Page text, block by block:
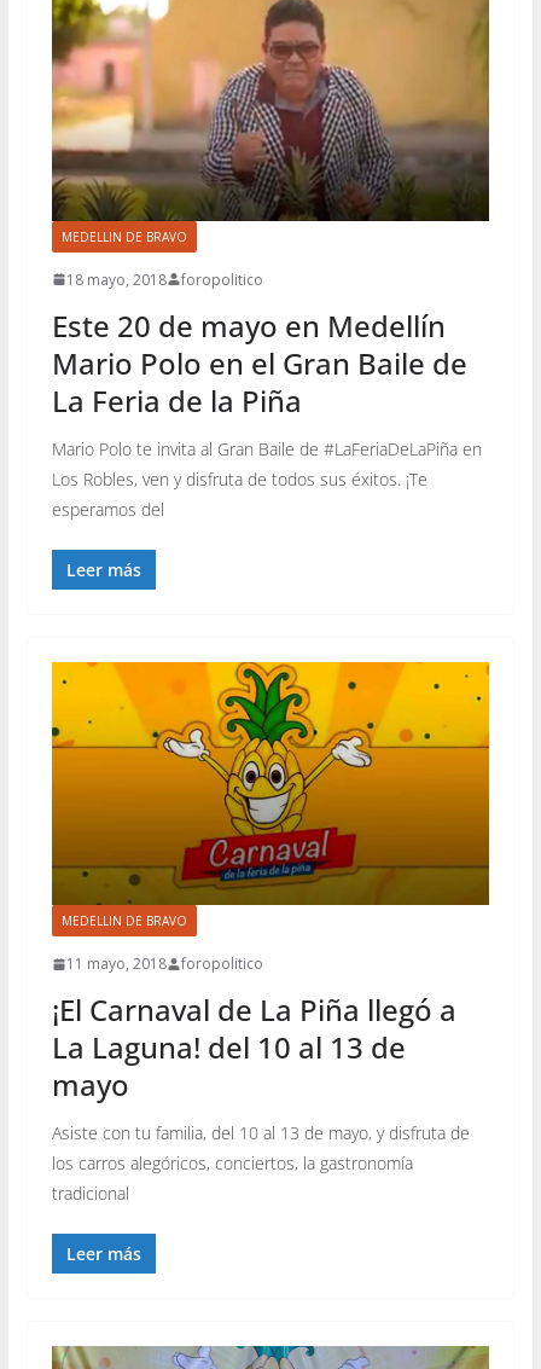
MEDELLIN DE BRAVO
18 mayo, 2018 foropolitico
Este 20 de mayo en Medellín
Mario Polo en el Gran Baile de
La Feria de la Piña
Mario Polo te invita al Gran Baile de #LaFeriaDeLaPiña en
Los Robles, ven y disfruta de todos sus éxitos. ¡Te
esperamos del
Leer más
MEDELLIN DE BRAVO
11 mayo, 2018 foropolitico
¡El Carnaval de La Piña llegó a
La Laguna! del 10 al 13 de
mayo
Asiste con tu familia, del 10 al 13 de mayo, y disfruta de
los carros alegóricos, conciertos, la gastronomía
tradicional
Leer más